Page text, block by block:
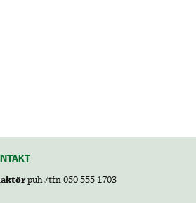
puh./tfn 050 555 1703